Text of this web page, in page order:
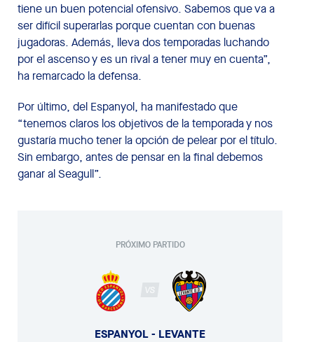
tiene un buen potencial ofensivo. Sabemos que va a
ser difícil superarlas porque cuentan con buenas
jugadoras. Además, lleva dos temporadas luchando
por el ascenso y es un rival a tener muy en cuenta”,
ha remarcado la defensa.
Por último, del Espanyol, ha manifestado que
“tenemos claros los objetivos de la temporada y nos
gustaría mucho tener la opción de pelear por el título.
Sin embargo, antes de pensar en la final debemos
ganar al Seagull”.
PRÓXIMO PARTIDO
VS
ESPANYOL - LEVANTE